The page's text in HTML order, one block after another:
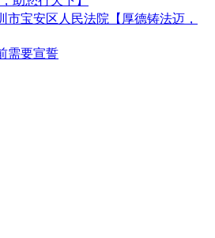
市宝安区人民法院【厚德铸法迈，
需要宣誓